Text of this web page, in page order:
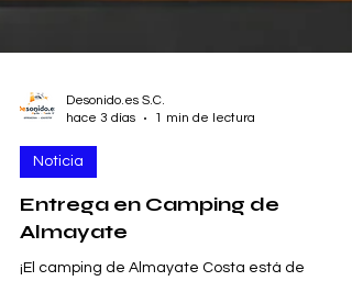
hace 3 días
Entrega en Camping de
Almayate